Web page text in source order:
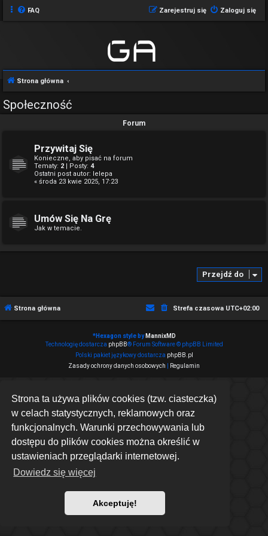
Strona ta używa plików cookies (tzw. ciasteczka)
w celach statystycznych, reklamowych oraz
funkcjonalnych. Warunki przechowywania lub
dostępu do plików cookies można określić w
ustawieniach przeglądarki internetowej.
Dowiedz się więcej
Akceptuję!
FAQ Zaloguj się
Zarejestruj się
Strona główna
Społeczność
Forum
Przywitaj Się
Konieczne, aby pisać na forum
Tematy: 2 | Posty: 4
Ostatni post autor: lelepa
« środa 23 kwie 2025, 17:23
Umów Się Na Grę
Jak w temacie.
Przejdź do
Strona główna Strefa czasowa UTC+02:00
*Hexagon style by MannixMD
Technologię dostarcza phpBB® Forum Software © phpBB Limited
Polski pakiet językowy dostarcza phpBB.pl
Zasady ochrony danych osobowych
Regulamin